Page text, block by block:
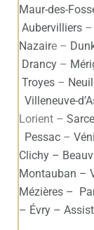
Maur-des-
Aubervilliers –
Nazaire –
Drancy –
Troyes –
Villeneuve-
Lorient –
Pessac –
Clichy –
Montauban –
Mézières –
– Évry –